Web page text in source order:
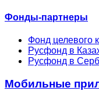
Фонды-партнеры
Фонд целевого
Русфонд в
Русфонд в
Мобильные